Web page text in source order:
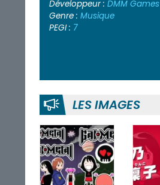
Développeur : DMM Games
Genre : Musique
PEGI : 7
LES IMAGES